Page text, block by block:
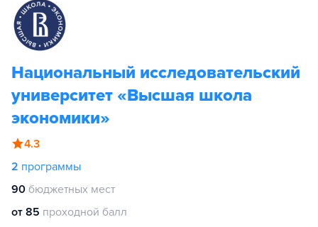
Национальный исследовательский
университет «Высшая школа
экономики»
4.3
2 программы
90 бюджетных мест
от 85 проходной балл